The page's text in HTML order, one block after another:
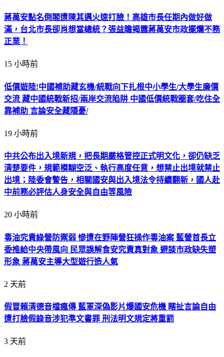
蔣萬安點名倒閣遭陳其邁火速打臉！高雄市長任期內做好做
滿，台北市長卻肖想當總統？張益贍揭露蔣萬安市政擺爛不務
正業！
15 小時前
低價遊陸!中國補助藏玄機/統戰向下扎根中小學生/大學生廉價
交流 藏中國統戰新招/兩岸交流陷阱 中國低價統戰圈套/吃住全
靠補助 言論安全藏隱憂/
19 小時前
中共公布出入境新規，把長期嚴格管控正式明文化，卻仍缺乏
清楚要件，規範模糊空泛、執行高度任意，想禁止出境就禁止
出境；陸委會警告，相關國安與出入境法令持續翻新，國人赴
中前務必評估人身安全與自由等風險
20 小時前
毒油究責綠營防禦弱 慘遭在野陣營狂操作毒油案 藍營首長立
委推給中央帶風向 民眾誤解食安究責真對象 避談市政缺失塑
形象 蔣萬安主導大型遊行造人氣
2 天前
假冒賴清德音檔瘋傳 藍軍深偽影片爆國安危機 瞎扯言論自由
遭打臉假錄音涉犯準文書罪 刑法明文規定將重罰
3 天前